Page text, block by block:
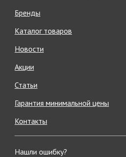
Бренды
Каталог товаров
Новости
Акции
Статьи
Гарантия минимальной цены
Контакты
Нашли ошибку?